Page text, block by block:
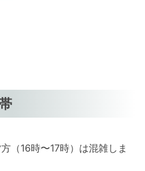
（16時〜17時）は混雑しま